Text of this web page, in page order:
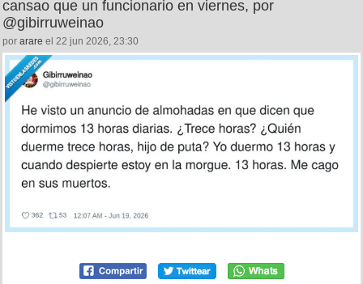
cansao que un funcionario en viernes, por
@gibirruweinao
por arare el 22 jun 2026, 23:30